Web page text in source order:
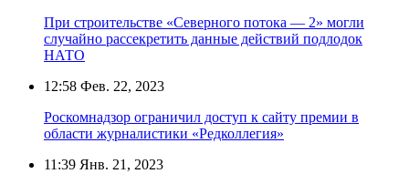
При строительстве «Северного потока — 2» могли
случайно рассекретить данные действий подлодок
НАТО
12:58 Фев. 22, 2023
Роскомнадзор ограничил доступ к сайту премии в
области журналистики «Редколлегия»
11:39 Янв. 21, 2023